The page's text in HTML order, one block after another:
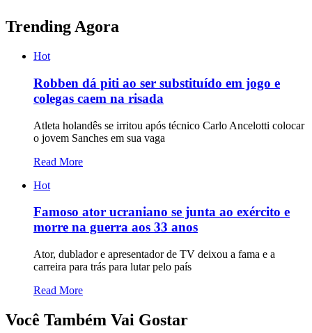
Trending Agora
Hot
Robben dá piti ao ser substituído em jogo e
colegas caem na risada
Atleta holandês se irritou após técnico Carlo Ancelotti colocar
o jovem Sanches em sua vaga
Read More
Hot
Famoso ator ucraniano se junta ao exército e
morre na guerra aos 33 anos
Ator, dublador e apresentador de TV deixou a fama e a
carreira para trás para lutar pelo país
Read More
Você Também Vai Gostar